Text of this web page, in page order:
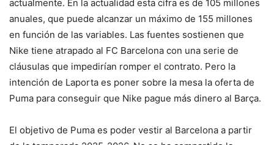
actualmente. En la actualidad esta cifra es de 105 millones
anuales, que puede alcanzar un máximo de 155 millones
en función de las variables. Las fuentes sostienen que
Nike tiene atrapado al FC Barcelona con una serie de
cláusulas que impedirían romper el contrato. Pero la
intención de Laporta es poner sobre la mesa la oferta de
Puma para conseguir que Nike pague más dinero al Barça.
El objetivo de Puma es poder vestir al Barcelona a partir